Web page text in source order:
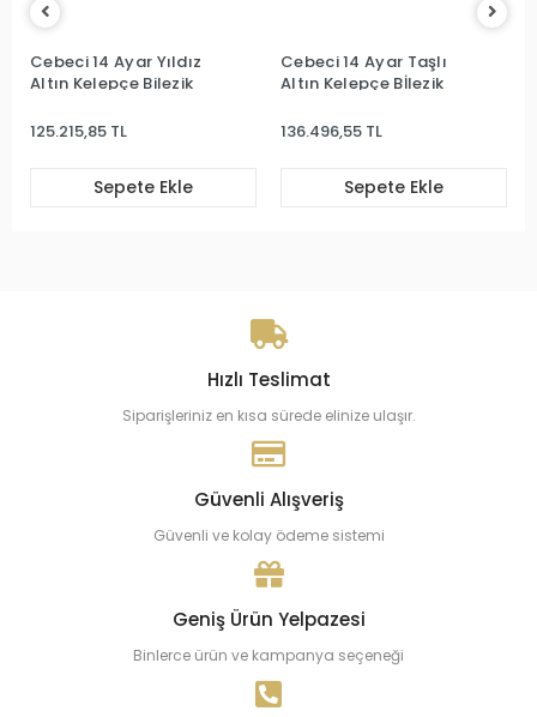
Cebeci 14 Ayar Yıldız
Altın Kelepçe Bilezik
125.215,85 TL
Sepete Ekle
Cebeci 14 Ayar Taşlı
Altın Kelepçe Bİlezik
136.496,55 TL
Sepete Ekle
Hızlı Teslimat
Siparişleriniz en kısa sürede elinize ulaşır.
Güvenli Alışveriş
Güvenli ve kolay ödeme sistemi
Geniş Ürün Yelpazesi
Binlerce ürün ve kampanya seçeneği